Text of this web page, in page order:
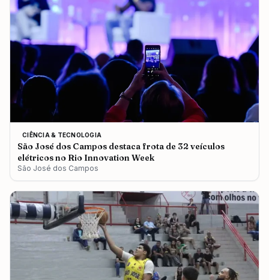
CIÊNCIA & TECNOLOGIA
São José dos Campos destaca frota de 32 veículos
elétricos no Rio Innovation Week
São José dos Campos